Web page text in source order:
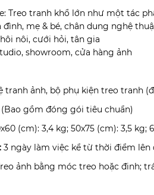
Treo tranh khổ lớn như một tác
mẹ & bé, chân dung nghệ
nôi, cưới hỏi, tân gia
showroom, cửa hàng ảnh
tranh ảnh, bộ phụ kiện treo
(Bao gồm đóng gói tiêu chuẩn)
(cm): 3,4 kg; 50x75 (cm): 3,5
3 ngày làm việc kể từ thời điểm lên
ảnh bằng móc treo hoặc đinh;